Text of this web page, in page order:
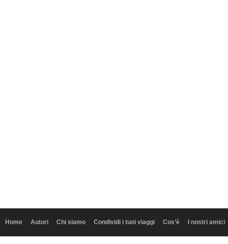
Home Autori Chi siamo Condividi i tuoi viaggi Cos’è I nostri amici